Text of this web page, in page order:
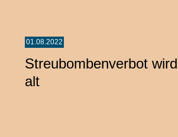
01.08.2022
Streubombenverbot
alt